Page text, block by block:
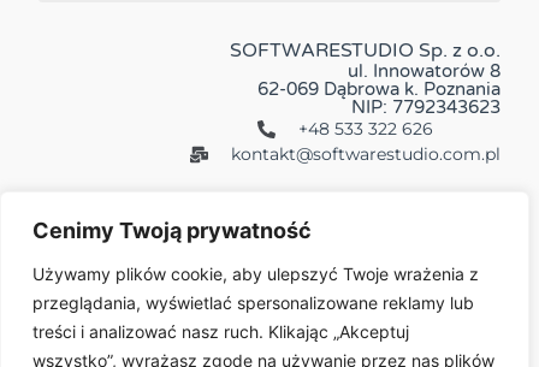
Cenimy Twoją prywatność
Używamy plików cookie, aby ulepszyć Twoje wrażenia z
przeglądania, wyświetlać spersonalizowane reklamy lub
treści i analizować nasz ruch. Klikając „Akceptuj
wszystko”, wyrażasz zgodę na używanie przez nas plików
SOFTWARESTUDIO Sp. z o.o.
ul. Innowatorów 8
62-069 Dąbrowa k. Poznania
NIP: 7792343623
+48 533 322 626
kontakt@softwarestudio.com.pl
Więcej: